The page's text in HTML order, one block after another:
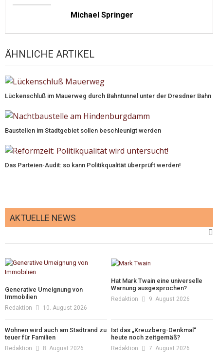
Michael Springer
ÄHNLICHE ARTIKEL
Lückenschluß im Mauerweg durch Bahntunnel unter der Dresdner Bahn
Baustellen im Stadtgebiet sollen beschleunigt werden
Das Parteien-Audit: so kann Politikqualität überprüft werden!
AKTUELLE NEWS
Generative Umeignung von
Immobilien
Redaktion 10. August 2026
Hat Mark Twain eine universelle
Warnung ausgesprochen?
Redaktion 9. August 2026
Wohnen wird auch am Stadtrand zu
teuer für Familien
Redaktion 8. August 2026
Ist das „Kreuzberg-Denkmal“
heute noch zeitgemäß?
Redaktion 7. August 2026